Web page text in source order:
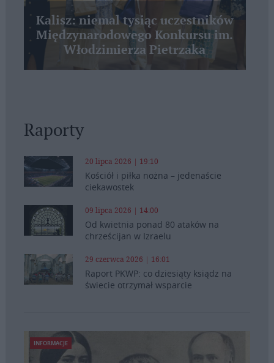
Kalisz: niemal tysiąc uczestników
Międzynarodowego Konkursu im.
Włodzimierza Pietrzaka
Raporty
20 lipca 2026 | 19:10
Kościół i piłka nożna – jedenaście
ciekawostek
09 lipca 2026 | 14:00
Od kwietnia ponad 80 ataków na
chrześcijan w Izraelu
29 czerwca 2026 | 16:01
Raport PKWP: co dziesiąty ksiądz na
świecie otrzymał wsparcie
INFORMACJE